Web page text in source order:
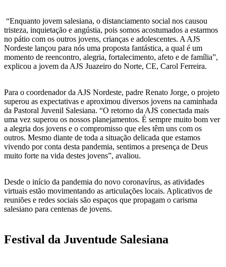
“Enquanto jovem salesiana, o distanciamento social nos causou
tristeza, inquietação e angústia, pois somos acostumados a estarmos
no pátio com os outros jovens, crianças e adolescentes. A AJS
Nordeste lançou para nós uma proposta fantástica, a qual é um
momento de reencontro, alegria, fortalecimento, afeto e de família”,
explicou a jovem da AJS Juazeiro do Norte, CE, Carol Ferreira.
Para o coordenador da AJS Nordeste, padre Renato Jorge, o projeto
superou as expectativas e aproximou diversos jovens na caminhada
da Pastoral Juvenil Salesiana. “O retorno da AJS conectada mais
uma vez superou os nossos planejamentos. É sempre muito bom ver
a alegria dos jovens e o compromisso que eles têm uns com os
outros. Mesmo diante de toda a situação delicada que estamos
vivendo por conta desta pandemia, sentimos a presença de Deus
muito forte na vida destes jovens”, avaliou.
Desde o início da pandemia do novo coronavírus, as atividades
virtuais estão movimentando as articulações locais. Aplicativos de
reuniões e redes sociais são espaços que propagam o carisma
salesiano para centenas de jovens.
Festival da Juventude Salesiana